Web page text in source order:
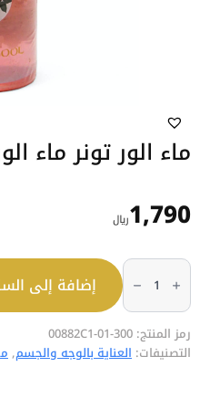
ماء الور تونر ماء
1,790﷼
كمية
الور
ماء
الورد
والكولاجنين
إضافة إلى
رمز المنتج: 300-01-00882C1
التصنيفات: العناية بالوجه والجسم,